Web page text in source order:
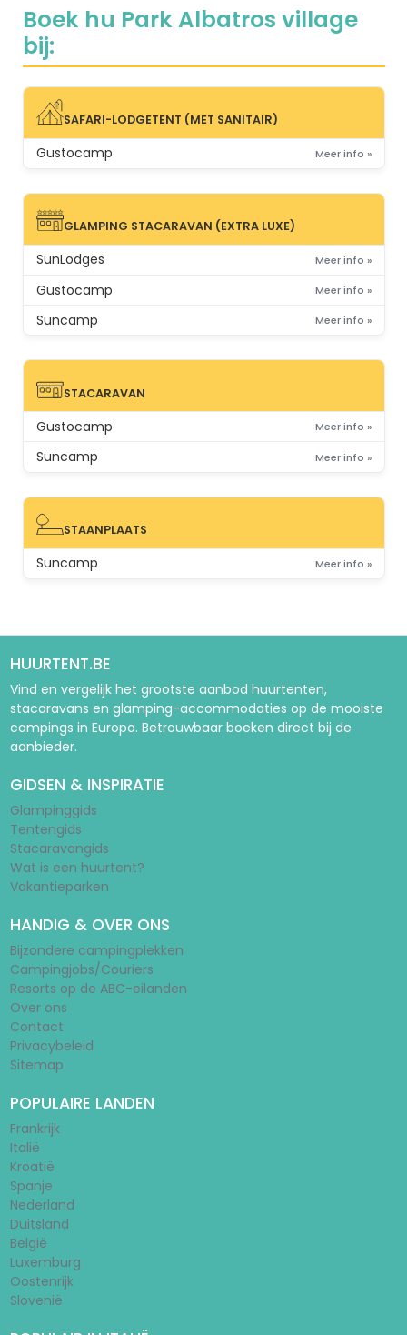
Boek hu Park Albatros village
bij:
SAFARI-LODGETENT (MET SANITAIR)
SAFARI-LODGETENT (MET SANITAIR)
Gustocamp Meer info »
GLAMPING STACARAVAN (EXTRA LUXE)
GLAMPING STACARAVAN (EXTRA LUXE)
SunLodges Meer info »
Gustocamp Meer info »
Suncamp Meer info »
STACARAVAN
STACARAVAN
Gustocamp Meer info »
Suncamp Meer info »
STAANPLAATS
STAANPLAATS
Suncamp Meer info »
HUURTENT.BE
Vind en vergelijk het grootste aanbod huurtenten,
stacaravans en glamping-accommodaties op de mooiste
campings in Europa. Betrouwbaar boeken direct bij de
aanbieder.
GIDSEN & INSPIRATIE
Glampinggids
Tentengids
Stacaravangids
Wat is een huurtent?
Vakantieparken
HANDIG & OVER ONS
Bijzondere campingplekken
Campingjobs/Couriers
Resorts op de ABC-eilanden
Over ons
Contact
Privacybeleid
Sitemap
POPULAIRE LANDEN
Frankrijk
Italië
Kroatië
Spanje
Nederland
Duitsland
België
Luxemburg
Oostenrijk
Slovenië